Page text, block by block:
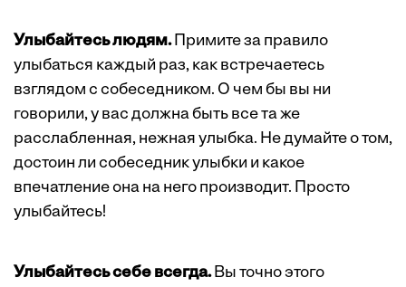
Улыбайтесь людям.Примите за правило
улыбаться каждый раз, как встречаетесь
взглядом с собеседником. О чем бы вы ни
говорили, у вас должна быть все та же
расслабленная, нежная улыбка. Не думайте о том,
достоин ли собеседник улыбки и какое
впечатление она на него производит. Просто
улыбайтесь!
Улыбайтесь себе всегда.Вы точно этого